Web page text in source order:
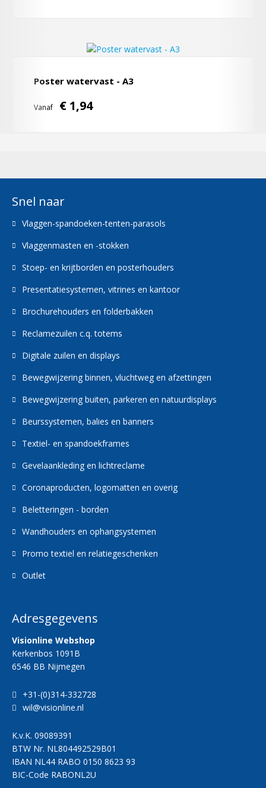
Poster watervast - A3
Vanaf € 1,94
Adresgegevens
Visionline Webshop
Kerkenbos 1091B
6546 BB Nijmegen
+31-(0)314-332728
wil@visionline.nl
K.v.K. 09089391
BTW Nr. NL804492529B01
IBAN NL44 RABO 0150 8623 93
BIC-Code RABONL2U
Snel naar
Vlaggen-spandoeken-tenten-parasols
Vlaggenmasten en -stokken
Stoep- en krijtborden en posterhouders
Presentatiesystemen, vitrines en kantoor
Brochurehouders en folderbakken
Reclamezuilen c.q. totems
Digitale zuilen en displays
Bewegwijzering binnen, vluchtweg en afzettingen
Bewegwijzering buiten, parkeren en natuurdisplays
Beurssystemen, balies en banners
Textiel- en spandoekframes
Gevelaankleding en lichtreclame
Coronaproducten, logomatten en overig
Beletteringen - borden
Wandhouders en ophangsystemen
Promo textiel en relatiegeschenken
Outlet